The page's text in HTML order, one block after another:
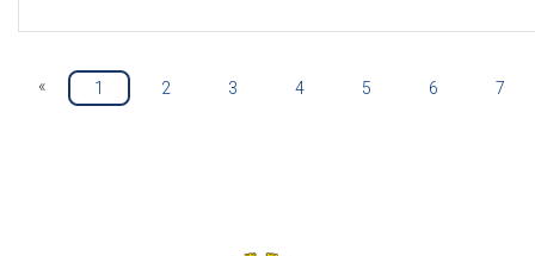
« 1 2 3 4 5 6 7